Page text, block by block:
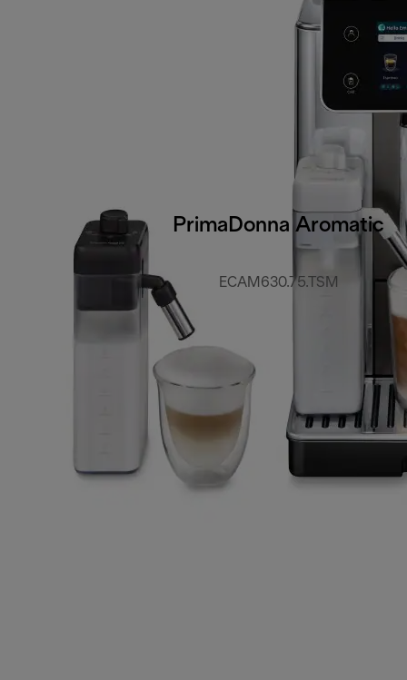
PrimaDonna Aromatic
ECAM630.75.TSM